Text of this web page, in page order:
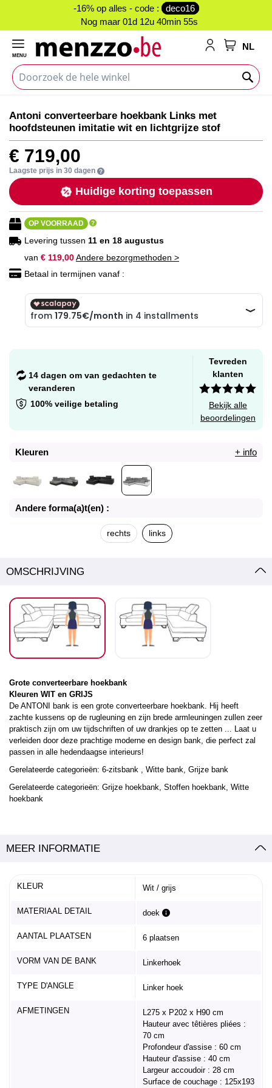
-16% op alles - code :
deco16
Nog maar 01d 12u 40min 54s
NL
MENU
naar
het
einde
van
de
afbeeldingen-
gallerij
naar
het
begin
van
de
afbeeldingen-
gallerij
Antoni converteerbare hoekbank Links met
hoofdsteunen imitatie wit en lichtgrijze stof
€ 719,00
Laagste prijs in 30 dagen
Huidige korting toepassen
OP VOORRAAD
Levering tussen 11 en 18 augustus
van € 119,00Andere bezorgmethoden >
Betaal in termijnen vanaf :
14 dagen om van gedachten te
veranderen
100% veilige betaling
Tevreden
klanten
Bekijk alle
beoordelingen
Kleuren + info
Andere forma(a)t(en) :
rechts links
OMSCHRIJVING
Grote converteerbare hoekbank
Kleuren WIT en GRIJS
De ANTONI bank is een grote converteerbare hoekbank. Hij heeft
zachte kussens op de rugleuning en zijn brede armleuningen zullen zeer
praktisch zijn om uw tijdschriften of uw drankjes op te zetten ... Laat u
verleiden door deze prachtige moderne en design bank, die perfect zal
passen in alle hedendaagse interieurs!
Gerelateerde categorieën: 6-zitsbank , Witte bank, Grijze bank
Gerelateerde categorieën: Grijze hoekbank, Stoffen hoekbank, Witte
hoekbank
MEER INFORMATIE
KLEUR Wit / grijs
MATERIAAL DETAIL doek
AANTAL PLAATSEN 6 plaatsen
VORM VAN DE BANK Linkerhoek
TYPE D'ANGLE Linker hoek
AFMETINGEN
L275 x P202 x H90 cm
Hauteur avec têtières pliées :
70 cm
Profondeur d'assise : 60 cm
Hauteur d'assise : 40 cm
Largeur accoudoir : 28 cm
Surface de couchage : 125x193